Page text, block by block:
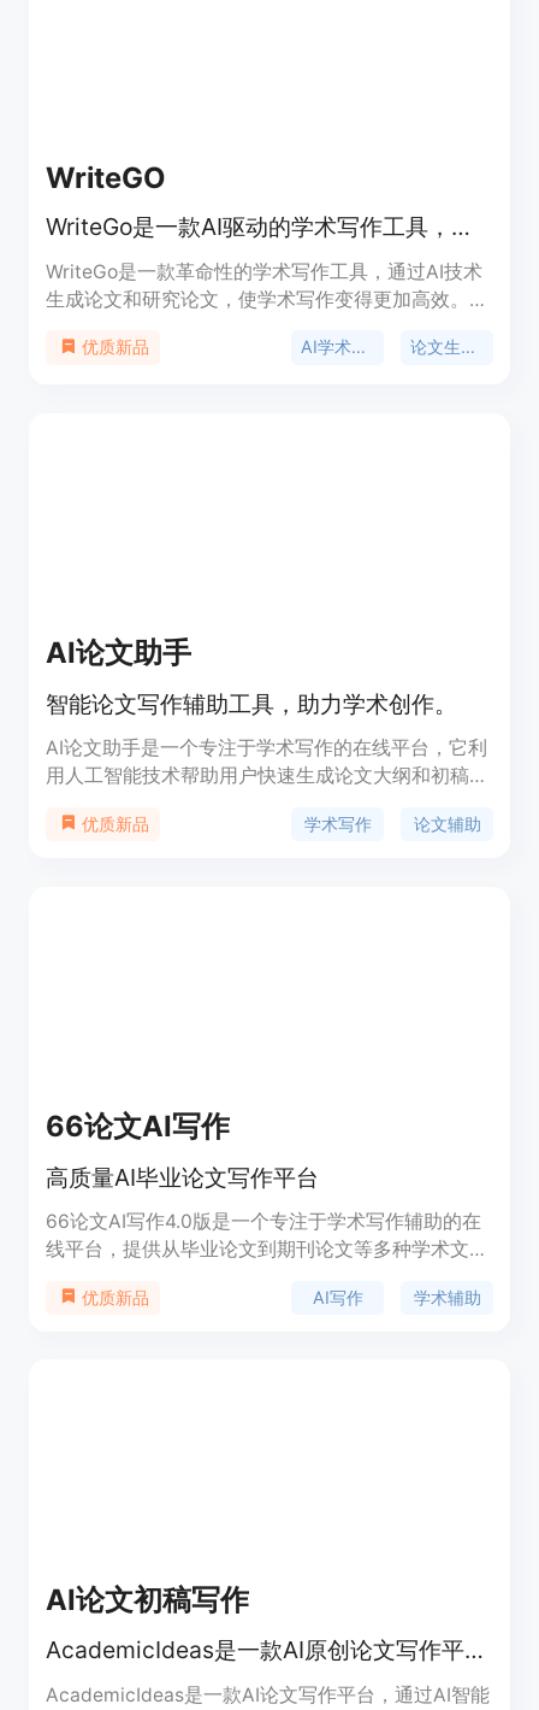
WriteGO
WriteGo是一款AI驱动的学术写作工具，旨在提供卓越的学术写作体验，帮助简化论文流程，提高文章质量，加速学术研究。
WriteGo是一款革命性的学术写作工具，通过AI技术
生成论文和研究论文，使学术写作变得更加高效。它
质量，加速学术研究。WriteGo提供智能写作工具，
优质新品 AI学术写作 论文生成器
AI论文助手
智能论文写作辅助工具，助力学术创作。
AI论文助手是一个专注于学术写作的在线平台，它利
用人工智能技术帮助用户快速生成论文大纲和初稿，
写作流程，提高写作效率，降低学术写作的难度，特
优质新品 学术写作 论文辅助
66论文AI写作
高质量AI毕业论文写作平台
66论文AI写作4.0版是一个专注于学术写作辅助的在
线平台，提供从毕业论文到期刊论文等多种学术文档
术，帮助用户快速生成论文大纲、正文内容，同时支
优质新品 AI写作 学术辅助
AI论文初稿写作
AcademicIdeas是一款AI原创论文写作平台，提供免费千字大纲和5分钟生成3万字初稿，帮助提高论文写作效率。
AcademicIdeas是一款AI论文写作平台，通过AI智能